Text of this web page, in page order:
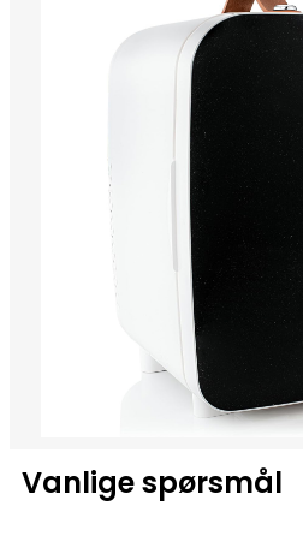
Vanlige spørsmål